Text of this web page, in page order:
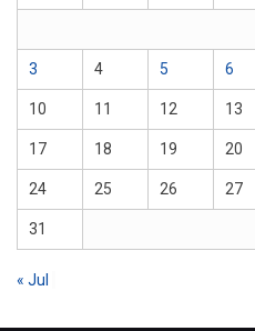
3 4 5 6
10 11 12 13
17 18 19 20
24 25 26 27
31
« Jul